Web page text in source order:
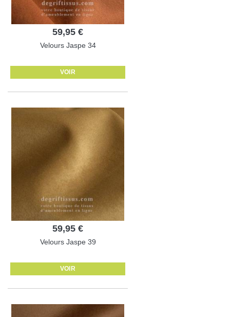
59,95 €
Velours Jaspe 34
VOIR
59,95 €
Velours Jaspe 39
VOIR